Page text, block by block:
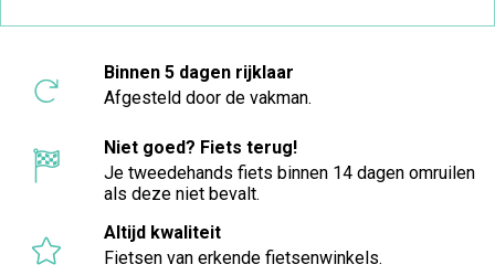
Binnen 5 dagen rijklaar
Afgesteld door de vakman.
Niet goed? Fiets terug!
Je tweedehands fiets binnen 14 dagen omruilen
als deze niet bevalt.
Altijd kwaliteit
Fietsen van erkende fietsenwinkels.